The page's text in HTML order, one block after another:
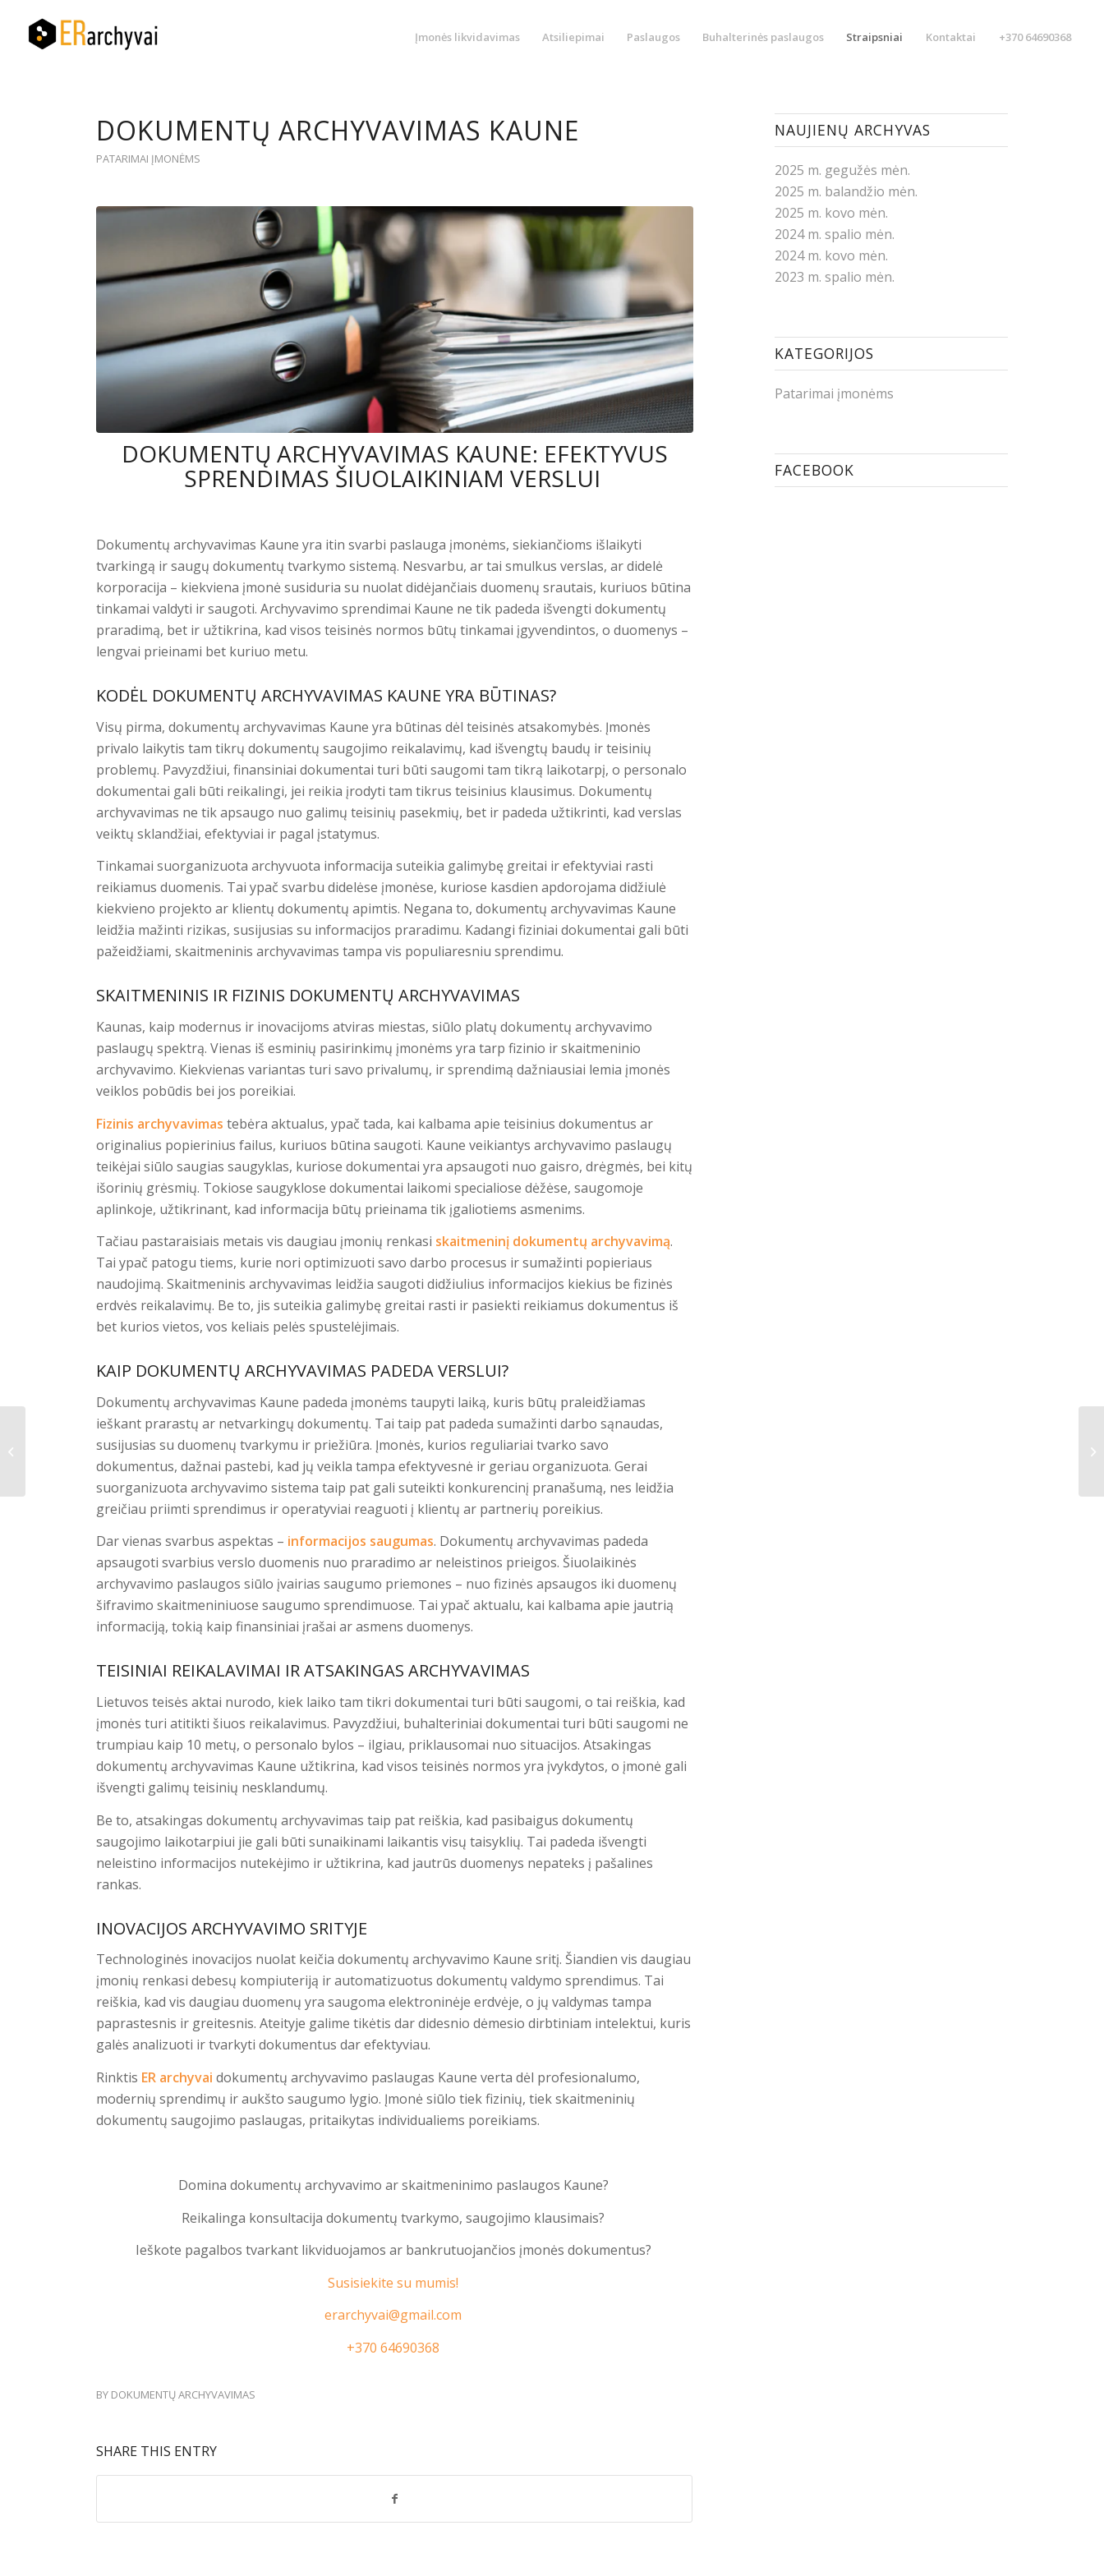
Įmonės likvidavimas Atsiliepimai Paslaugos Buhalterinės paslaugos Straipsniai Kontaktai +370 64690368
DOKUMENTŲ ARCHYVAVIMAS KAUNE
PATARIMAI ĮMONĖMS
DOKUMENTŲ ARCHYVAVIMAS KAUNE: EFEKTYVUS
SPRENDIMAS ŠIUOLAIKINIAM VERSLUI
Dokumentų archyvavimas Kaune yra itin svarbi paslauga įmonėms, siekiančioms išlaikyti
tvarkingą ir saugų dokumentų tvarkymo sistemą. Nesvarbu, ar tai smulkus verslas, ar didelė
korporacija – kiekviena įmonė susiduria su nuolat didėjančiais duomenų srautais, kuriuos būtina
tinkamai valdyti ir saugoti. Archyvavimo sprendimai Kaune ne tik padeda išvengti dokumentų
praradimą, bet ir užtikrina, kad visos teisinės normos būtų tinkamai įgyvendintos, o duomenys –
lengvai prieinami bet kuriuo metu.
KODĖL DOKUMENTŲ ARCHYVAVIMAS KAUNE YRA BŪTINAS?
Visų pirma, dokumentų archyvavimas Kaune yra būtinas dėl teisinės atsakomybės. Įmonės
privalo laikytis tam tikrų dokumentų saugojimo reikalavimų, kad išvengtų baudų ir teisinių
problemų. Pavyzdžiui, finansiniai dokumentai turi būti saugomi tam tikrą laikotarpį, o personalo
dokumentai gali būti reikalingi, jei reikia įrodyti tam tikrus teisinius klausimus. Dokumentų
archyvavimas ne tik apsaugo nuo galimų teisinių pasekmių, bet ir padeda užtikrinti, kad verslas
veiktų sklandžiai, efektyviai ir pagal įstatymus.
Tinkamai suorganizuota archyvuota informacija suteikia galimybę greitai ir efektyviai rasti
reikiamus duomenis. Tai ypač svarbu didelėse įmonėse, kuriose kasdien apdorojama didžiulė
kiekvieno projekto ar klientų dokumentų apimtis. Negana to, dokumentų archyvavimas Kaune
leidžia mažinti rizikas, susijusias su informacijos praradimu. Kadangi fiziniai dokumentai gali būti
pažeidžiami, skaitmeninis archyvavimas tampa vis populiaresniu sprendimu.
SKAITMENINIS IR FIZINIS DOKUMENTŲ ARCHYVAVIMAS
Kaunas, kaip modernus ir inovacijoms atviras miestas, siūlo platų dokumentų archyvavimo
paslaugų spektrą. Vienas iš esminių pasirinkimų įmonėms yra tarp fizinio ir skaitmeninio
archyvavimo. Kiekvienas variantas turi savo privalumų, ir sprendimą dažniausiai lemia įmonės
veiklos pobūdis bei jos poreikiai.
Fizinis archyvavimas tebėra aktualus, ypač tada, kai kalbama apie teisinius dokumentus ar
originalius popierinius failus, kuriuos būtina saugoti. Kaune veikiantys archyvavimo paslaugų
teikėjai siūlo saugias saugyklas, kuriose dokumentai yra apsaugoti nuo gaisro, drėgmės, bei kitų
išorinių grėsmių. Tokiose saugyklose dokumentai laikomi specialiose dėžėse, saugomoje
aplinkoje, užtikrinant, kad informacija būtų prieinama tik įgaliotiems asmenims.
Tačiau pastaraisiais metais vis daugiau įmonių renkasi skaitmeninį dokumentų archyvavimą.
Tai ypač patogu tiems, kurie nori optimizuoti savo darbo procesus ir sumažinti popieriaus
naudojimą. Skaitmeninis archyvavimas leidžia saugoti didžiulius informacijos kiekius be fizinės
erdvės reikalavimų. Be to, jis suteikia galimybę greitai rasti ir pasiekti reikiamus dokumentus iš
bet kurios vietos, vos keliais pelės spustelėjimais.
KAIP DOKUMENTŲ ARCHYVAVIMAS PADEDA VERSLUI?
Dokumentų archyvavimas Kaune padeda įmonėms taupyti laiką, kuris būtų praleidžiamas
ieškant prarastų ar netvarkingų dokumentų. Tai taip pat padeda sumažinti darbo sąnaudas,
susijusias su duomenų tvarkymu ir priežiūra. Įmonės, kurios reguliariai tvarko savo
dokumentus, dažnai pastebi, kad jų veikla tampa efektyvesnė ir geriau organizuota. Gerai
suorganizuota archyvavimo sistema taip pat gali suteikti konkurencinį pranašumą, nes leidžia
greičiau priimti sprendimus ir operatyviai reaguoti į klientų ar partnerių poreikius.
Dar vienas svarbus aspektas – informacijos saugumas. Dokumentų archyvavimas padeda
apsaugoti svarbius verslo duomenis nuo praradimo ar neleistinos prieigos. Šiuolaikinės
archyvavimo paslaugos siūlo įvairias saugumo priemones – nuo fizinės apsaugos iki duomenų
šifravimo skaitmeniniuose saugumo sprendimuose. Tai ypač aktualu, kai kalbama apie jautrią
informaciją, tokią kaip finansiniai įrašai ar asmens duomenys.
TEISINIAI REIKALAVIMAI IR ATSAKINGAS ARCHYVAVIMAS
Lietuvos teisės aktai nurodo, kiek laiko tam tikri dokumentai turi būti saugomi, o tai reiškia, kad
įmonės turi atitikti šiuos reikalavimus. Pavyzdžiui, buhalteriniai dokumentai turi būti saugomi ne
trumpiau kaip 10 metų, o personalo bylos – ilgiau, priklausomai nuo situacijos. Atsakingas
dokumentų archyvavimas Kaune užtikrina, kad visos teisinės normos yra įvykdytos, o įmonė gali
išvengti galimų teisinių nesklandumų.
Be to, atsakingas dokumentų archyvavimas taip pat reiškia, kad pasibaigus dokumentų
saugojimo laikotarpiui jie gali būti sunaikinami laikantis visų taisyklių. Tai padeda išvengti
neleistino informacijos nutekėjimo ir užtikrina, kad jautrūs duomenys nepateks į pašalines
rankas.
INOVACIJOS ARCHYVAVIMO SRITYJE
Technologinės inovacijos nuolat keičia dokumentų archyvavimo Kaune sritį. Šiandien vis daugiau
įmonių renkasidebesų kompiuteriją ir automatizuotus dokumentų valdymo sprendimus. Tai
reiškia, kad vis daugiau duomenų yra saugoma elektroninėje erdvėje, o jų valdymas tampa
paprastesnis ir greitesnis. Ateityje galime tikėtis dar didesnio dėmesio dirbtiniam intelektui, kuris
galės analizuoti ir tvarkyti dokumentus dar efektyviau.
Rinktis ER archyvaidokumentų archyvavimo paslaugas Kaune verta dėl profesionalumo,
modernių sprendimų ir aukšto saugumo lygio. Įmonė siūlo tiek fizinių, tiek skaitmeninių
dokumentų saugojimo paslaugas, pritaikytas individualiems poreikiams.
Domina dokumentų archyvavimo ar skaitmeninimo paslaugos Kaune?
Reikalinga konsultacija dokumentų tvarkymo, saugojimo klausimais?
Ieškote pagalbos tvarkant likviduojamos ar bankrutuojančios įmonės dokumentus?
Susisiekite su mumis!
erarchyvai@gmail.com
+370 64690368
BY DOKUMENTŲ ARCHYVAVIMAS
SHARE THIS ENTRY
NAUJIENŲ ARCHYVAS
2025 m. gegužės mėn.
2025 m. balandžio mėn.
2025 m. kovo mėn.
2024 m. spalio mėn.
2024 m. kovo mėn.
2023 m. spalio mėn.
KATEGORIJOS
Patarimai įmonėms
FACEBOOK
archyvavimas